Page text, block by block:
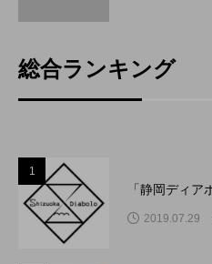
総合ランキング
1
「静岡ディ
2019.07.29